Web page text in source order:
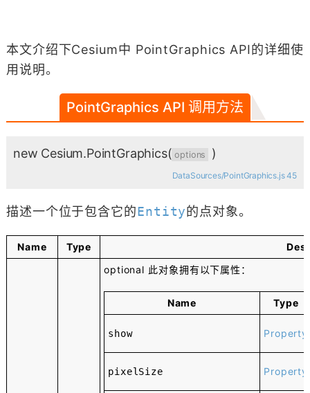
本文介绍下Cesium中 PointGraphics API的详细使
用说明。
PointGraphics API 调用方法
new Cesium.PointGraphics( options )
DataSources/PointGraphics.js 45
描述一个位于包含它的Entity的点对象。
Name Type
optional 此对象拥有以下属性：
Name Type
show Property
pixelSize Property